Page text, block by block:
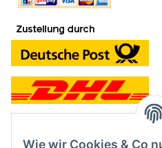
Wie wir Cookies & Co